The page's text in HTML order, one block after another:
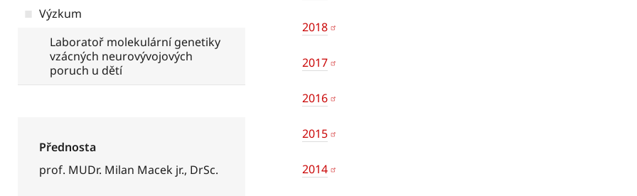
Výzkum
Laboratoř molekulární genetiky
vzácných neurovývojových
poruch u dětí
Přednosta
prof. MUDr. Milan Macek jr., DrSc.
2018
2017
2016
2015
2014